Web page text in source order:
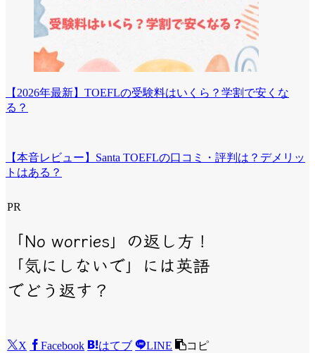
【2026年最新】TOEFLの受験料はいくら？学割で安くな
る？
【本音レビュー】Santa TOEFLの口コミ・評判は？デメリッ
トはある？
PR
「No worries」の返し方！
「気にしないで」には英語
でどう返す？
X Facebook はてブ LINE
コピ